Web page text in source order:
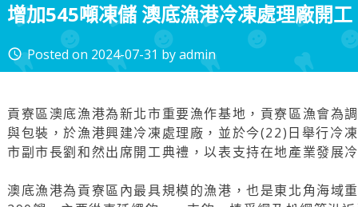
增加545噸凍儲 澳底漁港冷凍處理廠開工
access_time Posted on 2024-07-31 byadmin
貢寮區澳底漁港為新北市重要漁作基地，貢寮區漁會為
與包裝，於漁港興建冷凍處理廠，並於今(22)日舉行冷
市副市長劉和然出席開工典禮，以表支持在地產業發展
澳底漁港為貢寮區內最具規模的漁港，也是東北角海域